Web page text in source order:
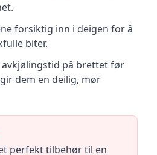
forsiktig inn i deigen for å
biter.
avkjølingstid på brettet før
dem en deilig, mør
perfekt tilbehør til en